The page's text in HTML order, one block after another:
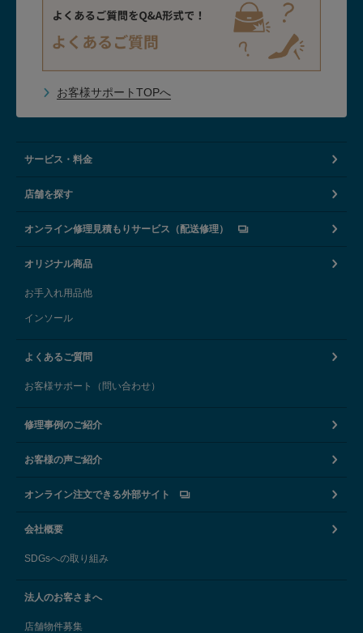
お客様サポートTOPへ
サービス・料金
店舗を探す
オンライン修理見積もりサービス（配送修理）
オリジナル商品
お手入れ用品他
インソール
よくあるご質問
お客様サポート（問い合わせ）
修理事例のご紹介
お客様の声ご紹介
オンライン注文できる外部サイト
会社概要
SDGsへの取り組み
法人のお客さまへ
店舗物件募集